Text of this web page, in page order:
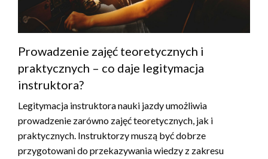
Prowadzenie zajęć teoretycznych i
praktycznych – co daje legitymacja
instruktora?
Legitymacja instruktora nauki jazdy umożliwia
prowadzenie zarówno zajęć teoretycznych, jak i
praktycznych. Instruktorzy muszą być dobrze
przygotowani do przekazywania wiedzy z zakresu